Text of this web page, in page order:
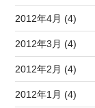
2012年4月 (4)
2012年3月 (4)
2012年2月 (4)
2012年1月 (4)